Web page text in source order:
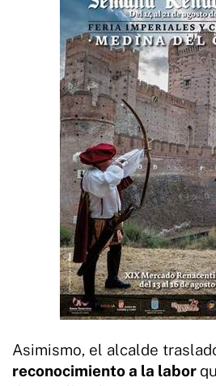
Asimismo, el alcalde
reconocimiento a la labor